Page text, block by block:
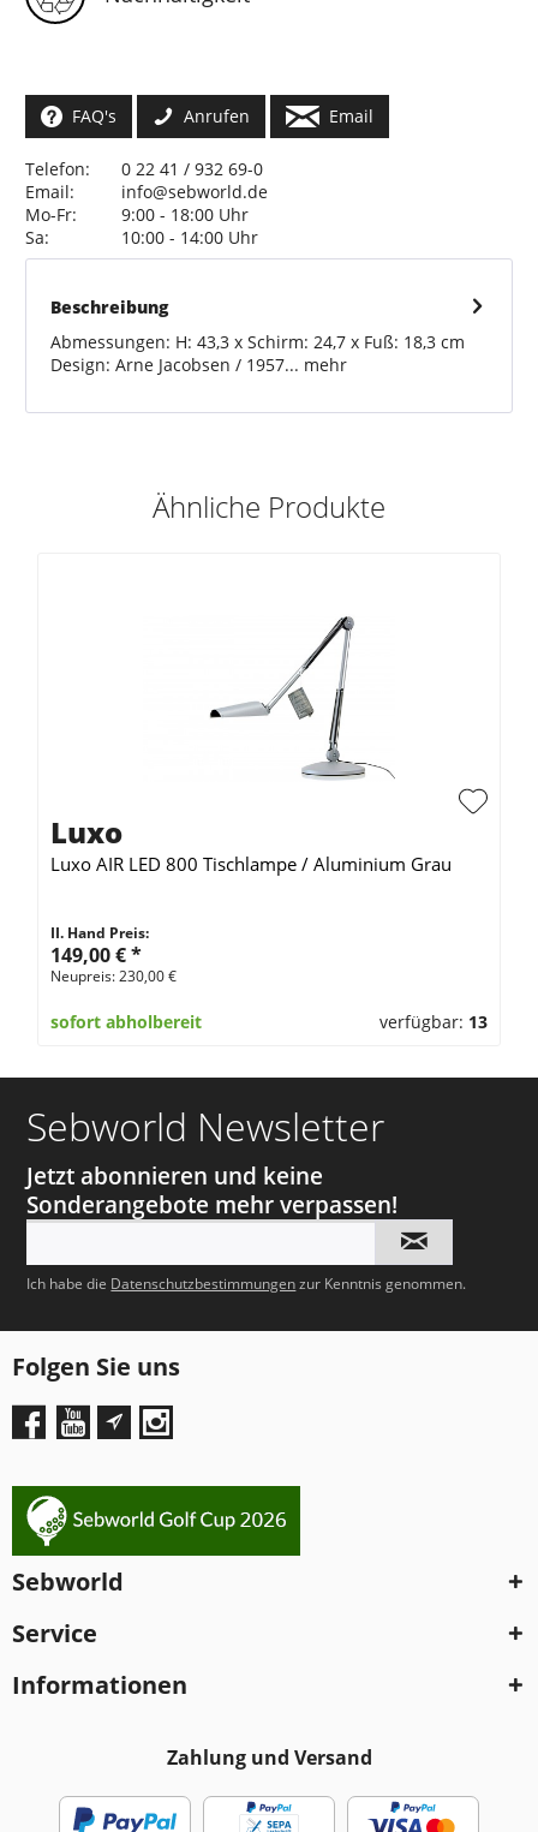
FAQ's Anrufen Email
Telefon:
0 22 41 / 932 69-0
Email:
info@sebworld.de
Mo-Fr:
9:00 - 18:00 Uhr
Sa:
10:00 - 14:00 Uhr
Beschreibung
Abmessungen: H: 43,3 x Schirm: 24,7 x Fuß: 18,3 cm
Design: Arne Jacobsen / 1957... mehr
Ähnliche Produkte
Luxo
Luxo AIR LED 800 Tischlampe / Aluminium Grau
II. Hand Preis:
149,00 €*
Neupreis: 230,00 €
sofort abholbereit verfügbar: 13
Sebworld Newsletter
Jetzt abonnieren und keine
Sonderangebote mehr verpassen!
Ich habe die Datenschutzbestimmungenzur Kenntnis genommen.
Folgen Sie uns
Sebworld
Service
Informationen
Zahlung und Versand